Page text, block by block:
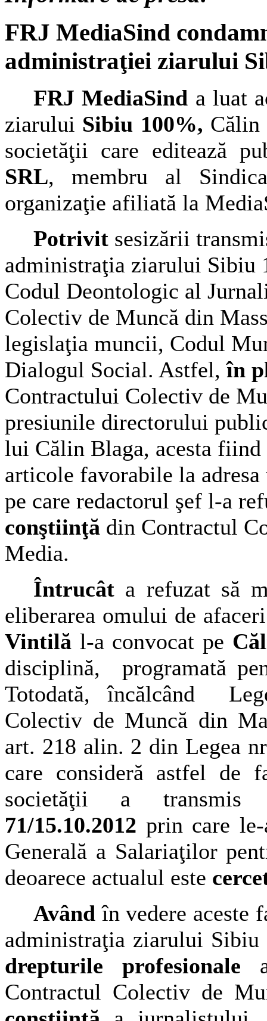
FRJ MediaSind
administraţiei ziarului
FRJ MediaSind a luat
ziarului Sibiu 100%, Călin
societăţii care editează
SRL, membru al
organizaţie afiliată la
Potrivit sesizării
administraţia ziarului Sibiu
Codul Deontologic al
Colectiv de Muncă din
legislaţia muncii, Codul
Dialogul Social. Astfel,în
Contractului Colectiv de
presiunile directorului
lui Călin Blaga, acesta
articole favorabile la
pe care redactorul şef l-a
conştiinţă din Contractul
Media.
Întrucât a refuzat să
eliberarea omului de
Vintilă l-a convocat pe
disciplină,
programată
Totodată, încălcând
Colectiv de Muncă din
art. 218 alin. 2 din Legea
care consideră astfel de
societăţii a
71/15.10.2012 prin care
Generală a Salariaţilor
deoarece actualul este
Având în vedere aceste
administraţia ziarului
drepturile profesionale
Contractul Colectiv de